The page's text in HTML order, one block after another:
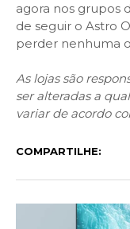
agora nos grupos
de seguir o Astro
perder nenhuma
As lojas são
ser alteradas a
variar de acordo
COMPARTILHE: